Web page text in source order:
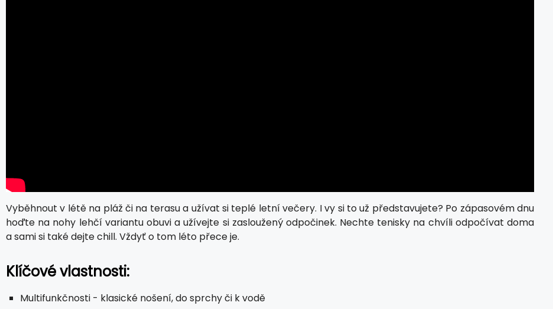
Vyběhnout v létě na pláž či na terasu a užívat si teplé letní večery. I vy si to už představujete? Po zápasovém dnu
hoďte na nohy lehčí variantu obuvi a užívejte si zasloužený odpočinek. Nechte tenisky na chvíli odpočívat doma
a sami si také dejte chill. Vždyť o tom léto přece je.
Klíčové vlastnosti:
Multifunkčnosti - klasické nošení, do sprchy či k vodě